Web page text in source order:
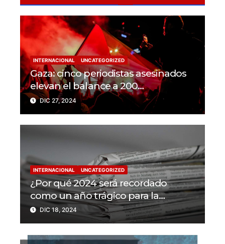
INTERNACIONAL UNCATEGORIZED
Gaza: cinco periodistas asesinados
elevan el balance a 200
trabajadores de la prensa muertos
en 2024
DIC 27, 2024
INTERNACIONAL UNCATEGORIZED
¿Por qué 2024 será recordado
como un año trágico para la
libertad de prensa? Un tercio de los
periodistas asesinados por Israel
DIC 18, 2024